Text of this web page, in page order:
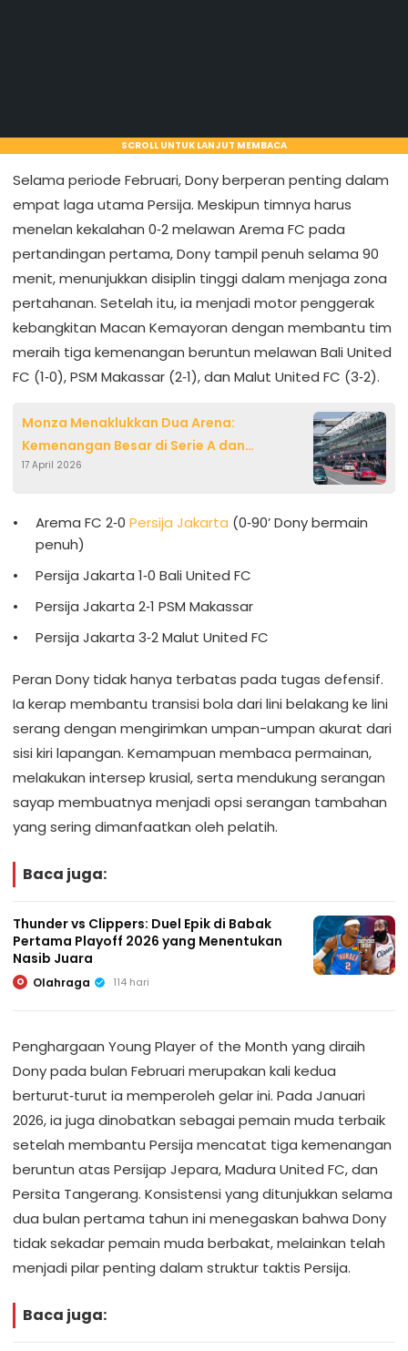
SCROLL UNTUK LANJUT MEMBACA
Selama periode Februari, Dony berperan penting dalam
empat laga utama Persija. Meskipun timnya harus
menelan kekalahan 0‑2 melawan Arema FC pada
pertandingan pertama, Dony tampil penuh selama 90
menit, menunjukkan disiplin tinggi dalam menjaga zona
pertahanan. Setelah itu, ia menjadi motor penggerak
kebangkitan Macan Kemayoran dengan membantu tim
meraih tiga kemenangan beruntun melawan Bali United
FC (1‑0), PSM Makassar (2‑1), dan Malut United FC (3‑2).
Monza Menaklukkan Dua Arena:
Kemenangan Besar di Serie A dan
Pengujian Teknologi Audi di Sirkuit
17 April 2026
Arema FC 2‑0 Persija Jakarta (0‑90’ Dony bermain
penuh)
Persija Jakarta 1‑0 Bali United FC
Persija Jakarta 2‑1 PSM Makassar
Persija Jakarta 3‑2 Malut United FC
Peran Dony tidak hanya terbatas pada tugas defensif.
Ia kerap membantu transisi bola dari lini belakang ke lini
serang dengan mengirimkan umpan-umpan akurat dari
sisi kiri lapangan. Kemampuan membaca permainan,
melakukan intersep krusial, serta mendukung serangan
sayap membuatnya menjadi opsi serangan tambahan
yang sering dimanfaatkan oleh pelatih.
Baca juga:
Thunder vs Clippers: Duel Epik di Babak
Pertama Playoff 2026 yang Menentukan
Nasib Juara
O Olahraga 114 hari
Penghargaan Young Player of the Month yang diraih
Dony pada bulan Februari merupakan kali kedua
berturut‑turut ia memperoleh gelar ini. Pada Januari
2026, ia juga dinobatkan sebagai pemain muda terbaik
setelah membantu Persija mencatat tiga kemenangan
beruntun atas Persijap Jepara, Madura United FC, dan
Persita Tangerang. Konsistensi yang ditunjukkan selama
dua bulan pertama tahun ini menegaskan bahwa Dony
tidak sekadar pemain muda berbakat, melainkan telah
menjadi pilar penting dalam struktur taktis Persija.
Baca juga: